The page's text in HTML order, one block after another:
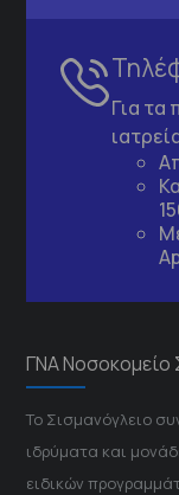
Για τα
ΓΝΑ Νοσοκομείο
Το Σισμανόγλειο
ιδρύματα και
ειδικών